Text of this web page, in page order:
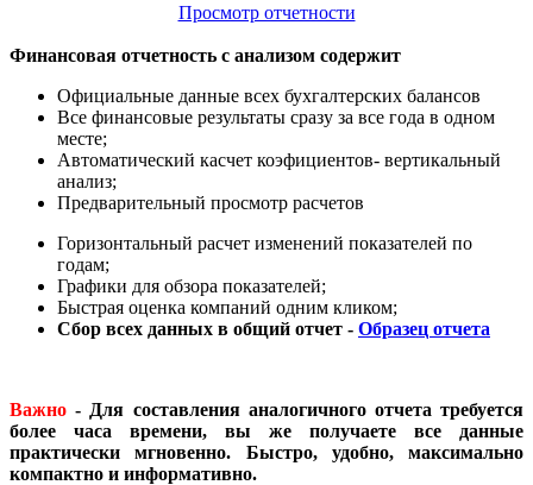
Просмотр отчетности
Финансовая отчетность с анализом содержит
Официальные данные всех бухгалтерских балансов
Все финансовые результаты сразу за все года в одном
месте;
Автоматический касчет коэфициентов- вертикальный
анализ;
Предварительный просмотр расчетов
Горизонтальный расчет изменений показателей по
годам;
Графики для обзора показателей;
Быстрая оценка компаний одним кликом;
Сбор всех данных в общий отчет - Образец отчета
Важно - Для составления аналогичного отчета требуется
более часа времени, вы же получаете все данные
практически мгновенно. Быстро, удобно, максимально
компактно и информативно.